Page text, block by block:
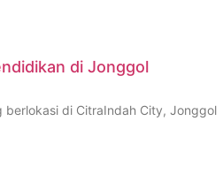
di Jonggol
berlokasi di CitraIndah City, Jonggol